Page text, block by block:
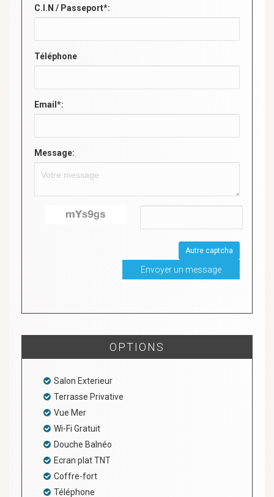
C.I.N / Passeport*:
Téléphone
Email*:
Message:
Autre captcha
OPTIONS
Salon Exterieur
Terrasse Privative
Vue Mer
Wi-Fi Gratuit
Douche Balnéo
Ecran plat TNT
Coffre-fort
Téléphone